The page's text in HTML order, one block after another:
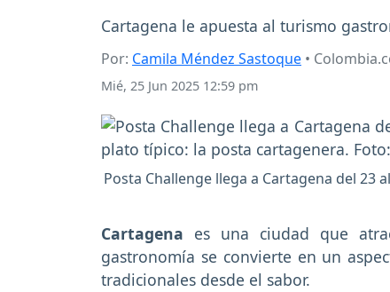
Cartagena le apuesta al turismo
Por: Camila Méndez Sastoque •
Mié, 25 Jun 2025 12:59 pm
Posta Challenge llega a Cartagena del
Cartagena es una ciudad que
gastronomía se convierte en un
tradicionales desde el sabor.